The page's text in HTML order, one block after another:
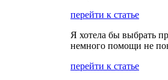
перейти к статье
Я хотела бы выбрать
немного помощи не
перейти к статье